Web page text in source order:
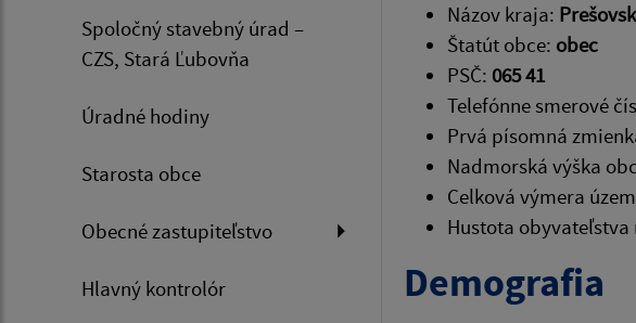
Spoločný stavebný úrad –
CZS, Stará Ľubovňa
Úradné hodiny
Starosta obce
Obecné zastupiteľstvo
Hlavný kontrolór
Názov kraja:
Štatút obce: obec
PSČ: 065 41
Telefónne smerové
Prvá písomná
Nadmorská výška
Celková výmera
Hustota obyvateľstva
Demografia